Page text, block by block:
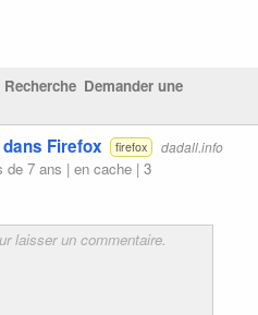
Recherche Demander une
Firefox firefox dadall.info
de 7 ans | en cache | 3